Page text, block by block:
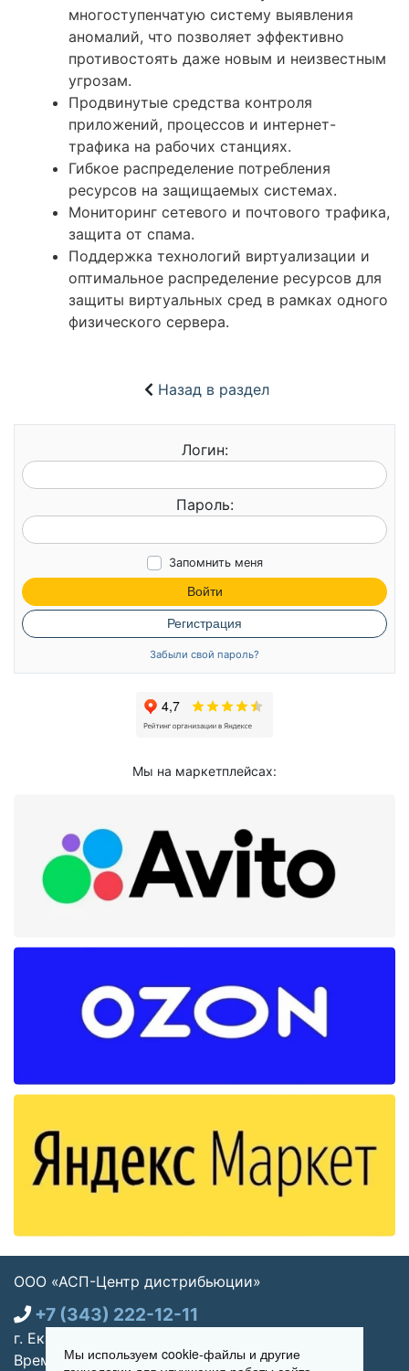
многоступенчатую систему выявления
аномалий, что позволяет эффективно
противостоять даже новым и неизвестным
угрозам.
Продвинутые средства контроля
приложений, процессов и интернет-
трафика на рабочих станциях.
Гибкое распределение потребления
ресурсов на защищаемых системах.
Мониторинг сетевого и почтового трафика,
защита от спама.
Поддержка технологий виртуализации и
оптимальное распределение ресурсов для
защиты виртуальных сред в рамках одного
физического сервера.
Назад в раздел
Логин:
Пароль:
Запомнить меня
Войти
Регистрация
Забыли свой пароль?
Мы на маркетплейсах:
ООО «АСП-Центр дистрибьюции»
+7 (343) 222-12-11
г. Екатеринбург, ул. Щорса 7, офис 270
Время работы: Пн-пт 09:00 - 18:00
Мы используем cookie-файлы и другие